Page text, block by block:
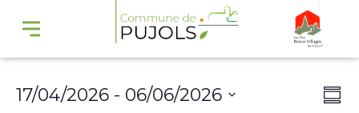
17/04/2026 - 06/06/2026